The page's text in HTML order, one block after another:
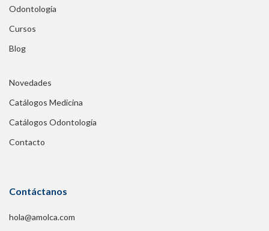
Odontología
Cursos
Blog
Novedades
Catálogos Medicina
Catálogos Odontología
Contacto
Contáctanos
hola@amolca.com